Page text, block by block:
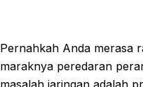
Pernahkah Anda merasa
maraknya peredaran
masalah jaringan adalah